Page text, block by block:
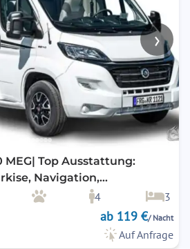
›
MEG| Top Ausstattung:
Navigation,
& TV uvm.
4
3
ab 119 €/ Nacht
Auf Anfrage